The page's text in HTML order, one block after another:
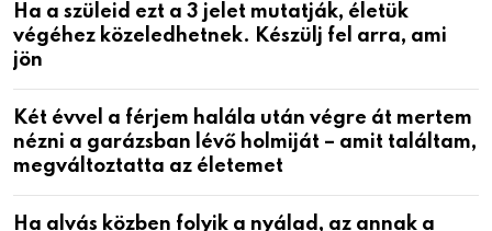
Ha a szüleid ezt a 3 jelet mutatják, életük
végéhez közeledhetnek. Készülj fel arra, ami
jön
Két évvel a férjem halála után végre át mertem
nézni a garázsban lévő holmiját – amit találtam,
megváltoztatta az életemet
Ha alvás közben folyik a nyálad, az annak a